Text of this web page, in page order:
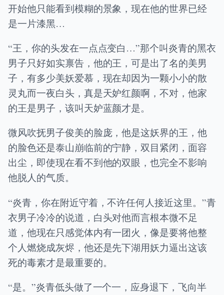
开始他只能看到模糊的景象，现在他的世界已经
是一片漆黑…
“王，你的头发在一点点变白…”那个叫炎青的黑衣
男子只好如实禀告，他的王，可是出了名的美男
子，有多少美妖爱慕，现在却因为一颗小小的散
灵丸而一夜白头，真是天妒红颜啊，不对，他家
的王是男子，该叫天妒蓝颜才是。
微风吹抚男子俊美的脸庞，他是这妖界的王，他
的脸色还是泰山崩临前的宁静，双目紧闭，面容
出尘，即使现在看不到他的双眼，也完全不影响
他脱人的气质。
“炎青，你在附近守着，不许任何人接近这里。”青
衣男子冷冷的说道，白头对他而言根本微不足
道，他现在只感觉体内有一团火，像是要将他整
个人燃烧成灰烬，他还是先下湖用妖力逼出这该
死的毒素才是最重要的。
“是。”炎青低头做了一个一，应身退下，飞向半